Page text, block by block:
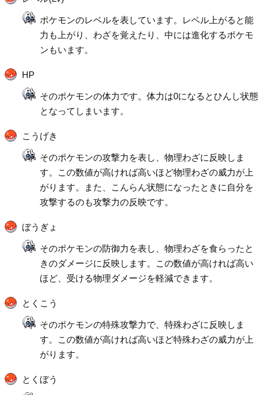
ポケモンのレベルを表しています。レベル上がると能
力も上がり、わざを覚えたり、中には進化するポケモ
ンもいます。
HP
そのポケモンの体力です。体力は0になるとひんし状態
となってしまいます。
こうげき
そのポケモンの攻撃力を表し、物理わざに反映しま
す。この数値が高ければ高いほど物理わざの威力が上
がります。また、こんらん状態になったときに自分を
攻撃するのも攻撃力の反映です。
ぼうぎょ
そのポケモンの防御力を表し、物理わざを食らったと
きのダメージに反映します。この数値が高ければ高い
ほど、受ける物理ダメージを軽減できます。
とくこう
そのポケモンの特殊攻撃力で、特殊わざに反映しま
す。この数値が高ければ高いほど特殊わざの威力が上
がります。
とくぼう